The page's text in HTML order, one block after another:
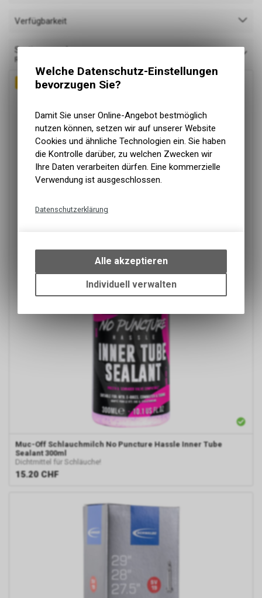
Verfügbarkeit
Sortieren nach
Relevanz
TOP
Muc-Off Schlauchmilch No Puncture Hassle Inner Tube
Sealant 300ml
Dichtmittel für Schläuche!
15.20 CHF
Welche Datenschutz-Einstellungen
bevorzugen Sie?
Damit Sie unser Online-Angebot bestmöglich
nutzen können, setzen wir auf unserer Website
Cookies und ähnliche Technologien ein. Sie haben
die Kontrolle darüber, zu welchen Zwecken wir
Ihre Daten verarbeiten dürfen. Eine kommerzielle
Verwendung ist ausgeschlossen.
Datenschutzerklärung
bestimmte Interaktionen und
Einstellungen auf Ihrem Gerät,
um die grundlegenden
Funktionen unseres Online-
des Warenkorbs, zu
ermöglichen. Bitte beachten Sie,
dass die gespeicherten Daten
keinerlei Rückschlüsse auf Ihre
persönlichen Informationen
zulassen.
Alle akzeptieren
Individuell verwalten